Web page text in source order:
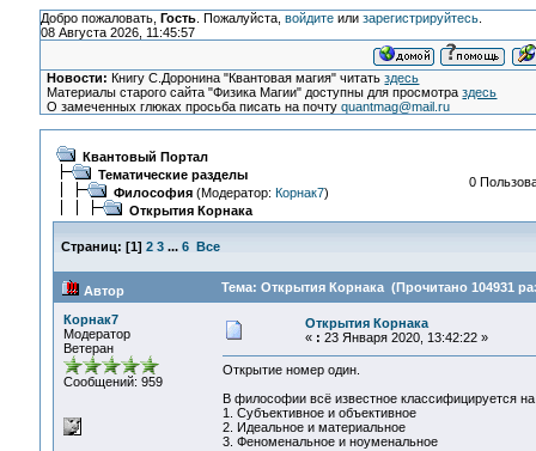
Добро пожаловать, Гость. Пожалуйста, войдитеили зарегистрируйтесь.
08 Августа 2026, 11:45:57
Новости: Книгу С.Доронина "Квантовая магия" читатьздесь
Материалы старого сайта "Физика Магии" доступны для просмотраздесь
О замеченных глюках просьба писать на почтуquantmag@mail.ru
Квантовый Портал
Тематические разделы
Философия(Модератор: Корнак7)
Открытия Корнака
0
Страниц: [1] 2 3 ... 6 Все
Автор Тема: Открытия Корнака (Прочитано 104931
Корнак7
Модератор
Ветеран
Сообщений: 959
Открытия Корнака
« : 23 Января 2020, 13:42:22 »
Открытие номер один.
В философии всё известное классифицируется
1. Субъективное и объективное
2. Идеальное и материальное
3. Феноменальное и ноуменальное